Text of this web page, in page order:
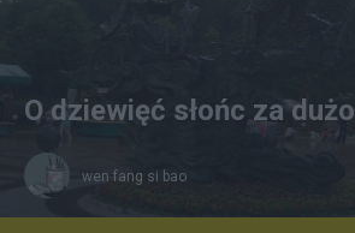
O dziewięć słońc za dużo
wen fang si bao